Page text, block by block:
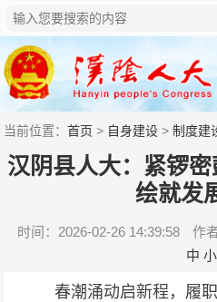
当前位置：首页 > 自身建设 >制度建
汉阴县人大：紧锣
绘就发
时间：2026-02-26 14:39:58 作
中 小
春潮涌动启新程，履职